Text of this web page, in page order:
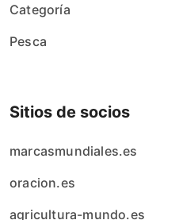
Categoría
Pesca
Sitios de socios
marcasmundiales.es
oracion.es
agricultura-mundo.es